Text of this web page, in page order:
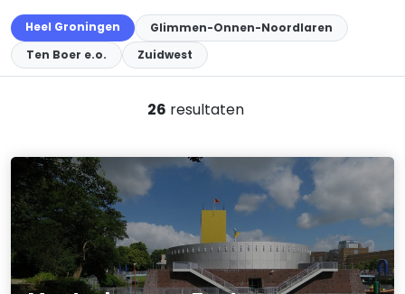
Heel Groningen
Glimmen-Onnen-Noordlaren
Ten Boer e.o.
Zuidwest
26 resultaten